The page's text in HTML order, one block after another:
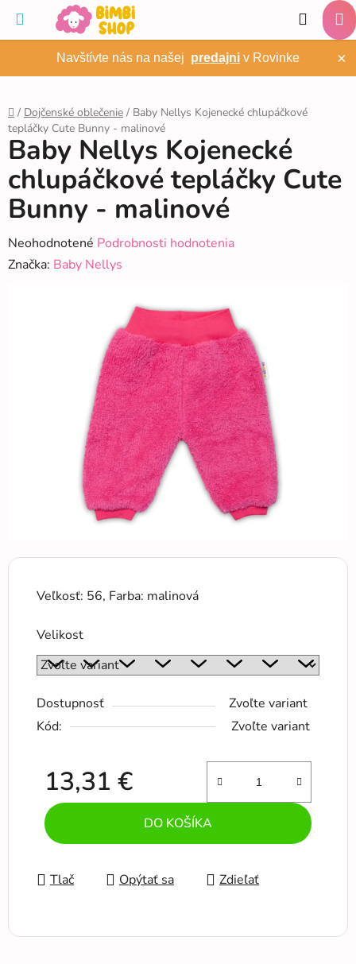
obsah
Navštívte nás na našej predajni v Rovinke ×
Hľadať
Domov
/ Dojčenské oblečenie / Baby Nellys Kojenecké chlupáčkové
tepláčky Cute Bunny - malinové
Veľkosť: 56, Farba: malinová
Velikost
Dostupnosť
Zvoľte variant
Kód:
Zvoľte variant
13,31 €
Jednotková cena:
DO KOŠÍKA
Tlač Opýtať sa Zdieľať
Baby Nellys Kojenecké
chlupáčkové tepláčky Cute
Bunny - malinové
Priemerné
hodnotenie
Neohodnotené Podrobnosti hodnotenia
Značka: Baby Nellys